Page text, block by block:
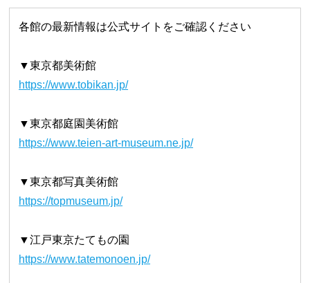
各館の最新情報は公式サイトをご確認ください
▼東京都美術館
https://www.tobikan.jp/
▼東京都庭園美術館
https://www.teien-art-museum.ne.jp/
▼東京都写真美術館
https://topmuseum.jp/
▼江戸東京たてもの園
https://www.tatemonoen.jp/